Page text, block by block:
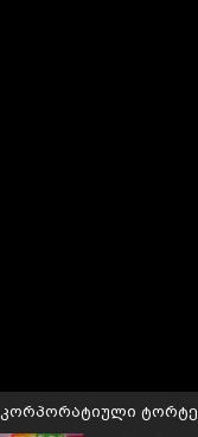
კორპორატიული